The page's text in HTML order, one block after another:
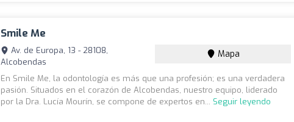
Smile Me
Av. de Europa, 13 - 28108,
Alcobendas
Mapa
En Smile Me, la odontología es más que una profesión; es una verdadera
pasión. Situados en el corazón de Alcobendas, nuestro equipo, liderado
por la Dra. Lucía Mourín, se compone de expertos en... Seguir leyendo